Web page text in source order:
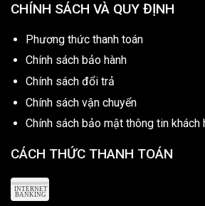
CHÍNH SÁCH VÀ QUY ĐỊNH
Phương thức thanh toán
Chính sách bảo hành
Chính sách đổi trả
Chính sách vận chuyển
Chính sách bảo mật thông tin khách
CÁCH THỨC THANH TOÁN